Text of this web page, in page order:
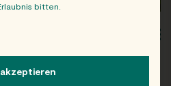
bitten.
groups for which consent